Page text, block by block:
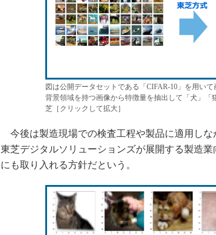
図は公開データセットである「CIFAR-10」を用い
背景領域を持つ画像から特徴量を抽出して「犬」「
芝［クリックして拡大］
今後は製造現場での検査工程や製品に適用しな
東芝デジタルソリューションズが展開する製造業
にも取り入れる方針だという。